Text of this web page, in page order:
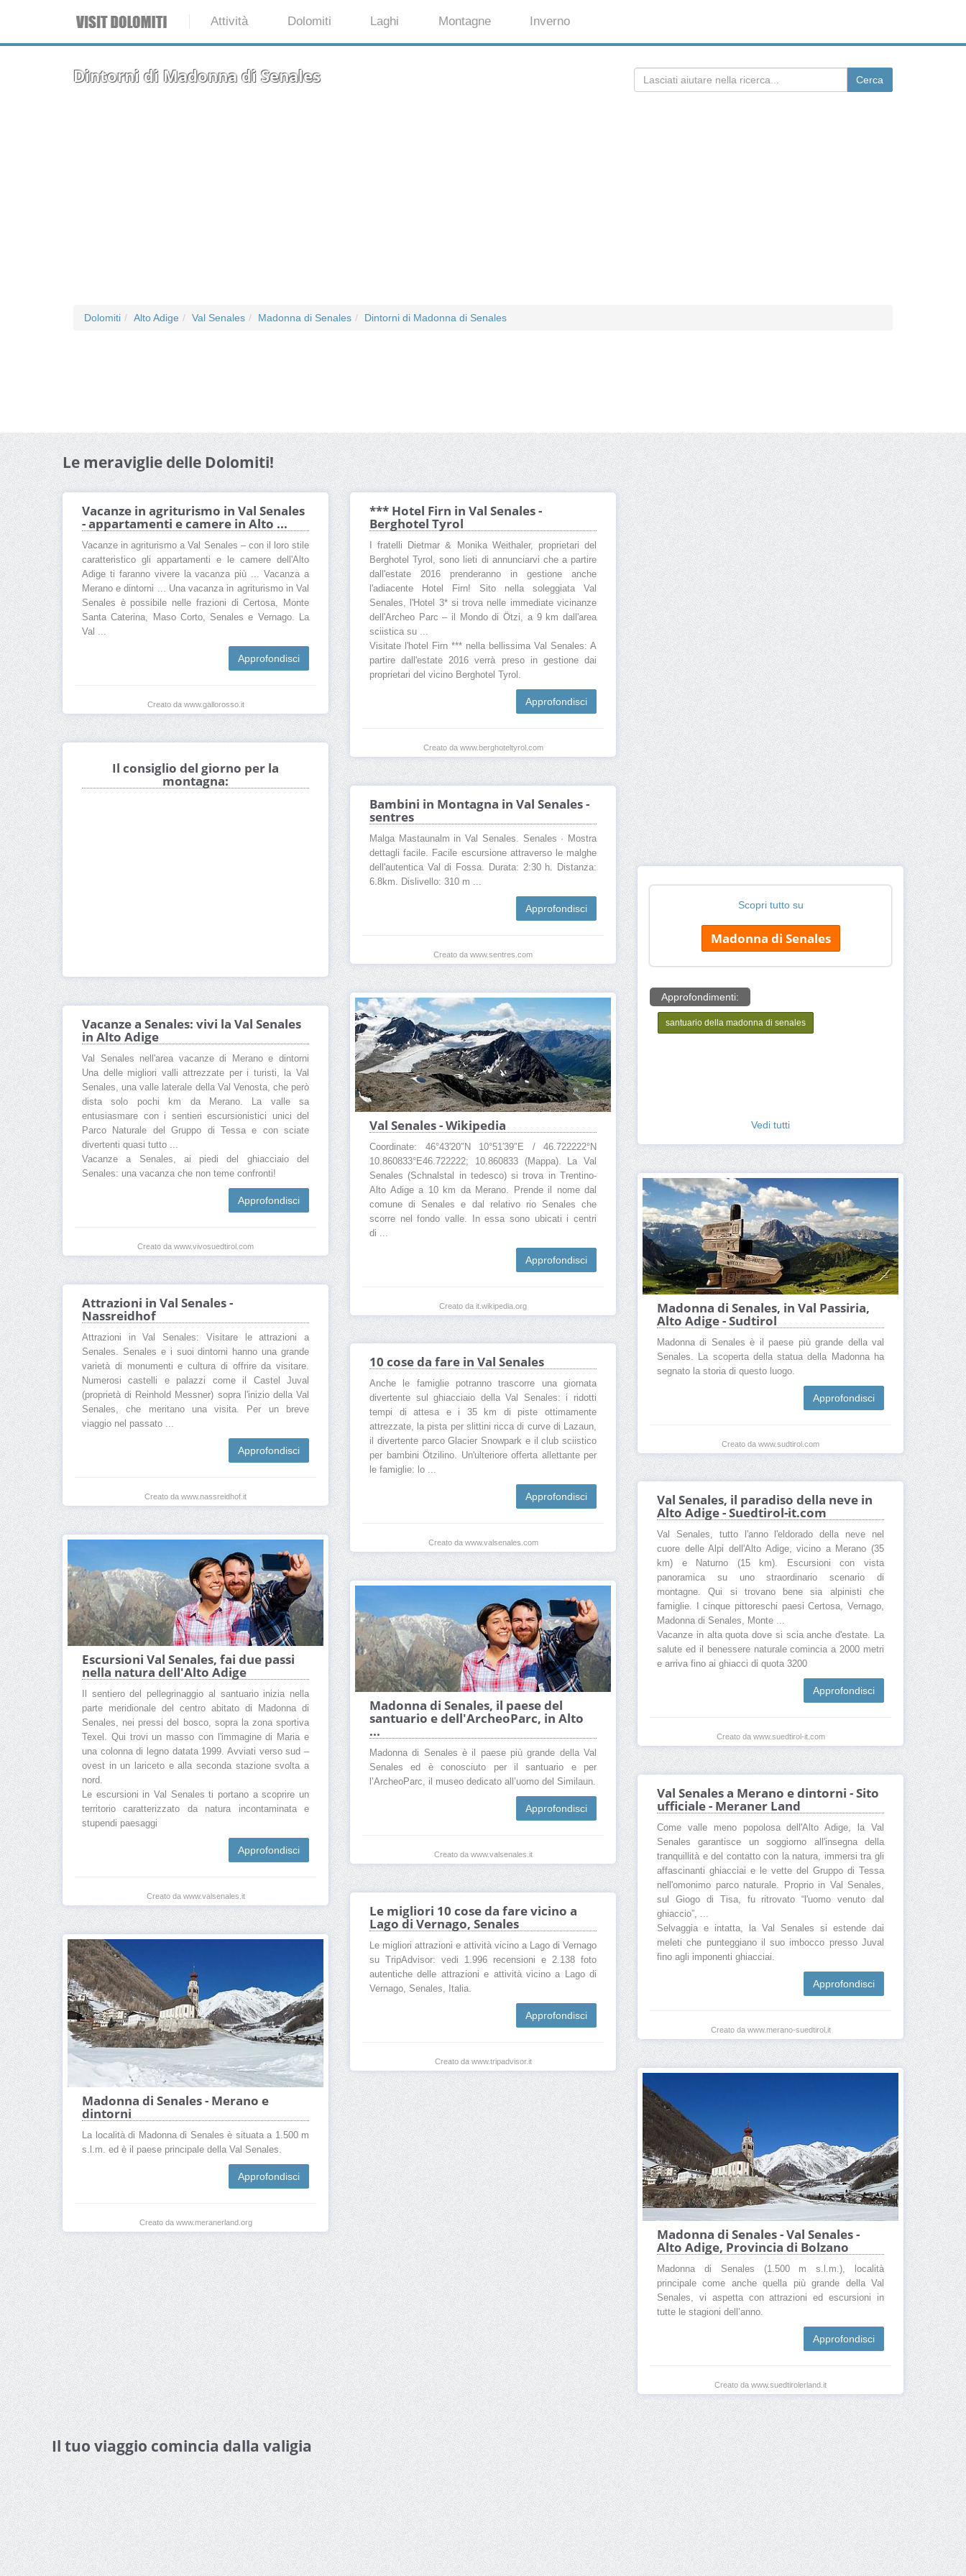
Attività Dolomiti Laghi Montagne Inverno
Dintorni di Madonna di Senales
Dolomiti Alto Adige Val Senales Madonna di Senales Dintorni di Madonna di Senales
Le meraviglie delle Dolomiti!
Vacanze in agriturismo in Val Senales
- appartamenti e camere in Alto ...
Vacanze in agriturismo a Val Senales – con il loro stile
caratteristico gli appartamenti e le camere dell'Alto
Adige ti faranno vivere la vacanza più ... Vacanza a
Merano e dintorni ... Una vacanza in agriturismo in Val
Senales è possibile nelle frazioni di Certosa, Monte
Santa Caterina, Maso Corto, Senales e Vernago. La
Val ...
Approfondisci
Creato da www.gallorosso.it
*** Hotel Firn in Val Senales -
Berghotel Tyrol
I fratelli Dietmar & Monika Weithaler, proprietari del
Berghotel Tyrol, sono lieti di annunciarvi che a partire
dall'estate 2016 prenderanno in gestione anche
l'adiacente Hotel Firn! Sito nella soleggiata Val
Senales, l'Hotel 3* si trova nelle immediate vicinanze
dell'Archeo Parc – il Mondo di Ötzi, a 9 km dall'area
sciistica su ...
Visitate l'hotel Firn *** nella bellissima Val Senales: A
partire dall'estate 2016 verrà preso in gestione dai
proprietari del vicino Berghotel Tyrol.
Approfondisci
Creato da www.berghoteltyrol.com
Scopri tutto su
Madonna di Senales
Approfondimenti:
santuario della madonna di senales
Vedi tutti
Il consiglio del giorno per la
montagna:
Bambini in Montagna in Val Senales -
sentres
Malga Mastaunalm in Val Senales. Senales · Mostra
dettagli facile. Facile escursione attraverso le malghe
dell'autentica Val di Fossa. Durata: 2:30 h. Distanza:
6.8km. Dislivello: 310 m ...
Approfondisci
Creato da www.sentres.com
Val Senales - Wikipedia
Coordinate: 46°43′20″N 10°51′39″E / 46.722222°N
10.860833°E46.722222; 10.860833 (Mappa). La Val
Senales (Schnalstal in tedesco) si trova in Trentino-
Alto Adige a 10 km da Merano. Prende il nome dal
comune di Senales e dal relativo rio Senales che
scorre nel fondo valle. In essa sono ubicati i centri
di ...
Approfondisci
Creato da it.wikipedia.org
Vacanze a Senales: vivi la Val Senales
in Alto Adige
Val Senales nell'area vacanze di Merano e dintorni
Una delle migliori valli attrezzate per i turisti, la Val
Senales, una valle laterale della Val Venosta, che però
dista solo pochi km da Merano. La valle sa
entusiasmare con i sentieri escursionistici unici del
Parco Naturale del Gruppo di Tessa e con sciate
divertenti quasi tutto ...
Vacanze a Senales, ai piedi del ghiacciaio del
Senales: una vacanza che non teme confronti!
Approfondisci
Creato da www.vivosuedtirol.com
Madonna di Senales, in Val Passiria,
Alto Adige - Sudtirol
Madonna di Senales è il paese più grande della val
Senales. La scoperta della statua della Madonna ha
segnato la storia di questo luogo.
Approfondisci
Creato da www.sudtirol.com
Attrazioni in Val Senales -
Nassreidhof
Attrazioni in Val Senales: Visitare le attrazioni a
Senales. Senales e i suoi dintorni hanno una grande
varietà di monumenti e cultura di offrire da visitare.
Numerosi castelli e palazzi come il Castel Juval
(proprietà di Reinhold Messner) sopra l'inizio della Val
Senales, che meritano una visita. Per un breve
viaggio nel passato ...
Approfondisci
Creato da www.nassreidhof.it
10 cose da fare in Val Senales
Anche le famiglie potranno trascorre una giornata
divertente sul ghiacciaio della Val Senales: i ridotti
tempi di attesa e i 35 km di piste ottimamente
attrezzate, la pista per slittini ricca di curve di Lazaun,
il divertente parco Glacier Snowpark e il club sciistico
per bambini Ötzilino. Un'ulteriore offerta allettante per
le famiglie: lo ...
Approfondisci
Creato da www.valsenales.com
Val Senales, il paradiso della neve in
Alto Adige - Suedtirol-it.com
Val Senales, tutto l'anno l'eldorado della neve nel
cuore delle Alpi dell'Alto Adige, vicino a Merano (35
km) e Naturno (15 km). Escursioni con vista
panoramica su uno straordinario scenario di
montagne. Qui si trovano bene sia alpinisti che
famiglie. I cinque pittoreschi paesi Certosa, Vernago,
Madonna di Senales, Monte ...
Vacanze in alta quota dove si scia anche d'estate. La
salute ed il benessere naturale comincia a 2000 metri
e arriva fino ai ghiacci di quota 3200
Approfondisci
Creato da www.suedtirol-it.com
Escursioni Val Senales, fai due passi
nella natura dell'Alto Adige
Il sentiero del pellegrinaggio al santuario inizia nella
parte meridionale del centro abitato di Madonna di
Senales, nei pressi del bosco, sopra la zona sportiva
Texel. Qui trovi un masso con l'immagine di Maria e
una colonna di legno datata 1999. Avviati verso sud –
ovest in un lariceto e alla seconda stazione svolta a
nord.
Le escursioni in Val Senales ti portano a scoprire un
territorio caratterizzato da natura incontaminata e
stupendi paesaggi
Approfondisci
Creato da www.valsenales.it
Madonna di Senales, il paese del
santuario e dell'ArcheoParc, in Alto
...
Madonna di Senales è il paese più grande della Val
Senales ed è conosciuto per il santuario e per
l’ArcheoParc, il museo dedicato all’uomo del Similaun.
Approfondisci
Creato da www.valsenales.it
Val Senales a Merano e dintorni - Sito
ufficiale - Meraner Land
Come valle meno popolosa dell'Alto Adige, la Val
Senales garantisce un soggiorno all'insegna della
tranquillità e del contatto con la natura, immersi tra gli
affascinanti ghiacciai e le vette del Gruppo di Tessa
nell'omonimo parco naturale. Proprio in Val Senales,
sul Giogo di Tisa, fu ritrovato “l'uomo venuto dal
ghiaccio”, ...
Selvaggia e intatta, la Val Senales si estende dai
meleti che punteggiano il suo imbocco presso Juval
fino agli imponenti ghiacciai.
Approfondisci
Creato da www.merano-suedtirol.it
Le migliori 10 cose da fare vicino a
Lago di Vernago, Senales
Le migliori attrazioni e attività vicino a Lago di Vernago
su TripAdvisor: vedi 1.996 recensioni e 2.138 foto
autentiche delle attrazioni e attività vicino a Lago di
Vernago, Senales, Italia.
Approfondisci
Creato da www.tripadvisor.it
Madonna di Senales - Merano e
dintorni
La località di Madonna di Senales è situata a 1.500 m
s.l.m. ed è il paese principale della Val Senales.
Approfondisci
Creato da www.meranerland.org
Madonna di Senales - Val Senales -
Alto Adige, Provincia di Bolzano
Madonna di Senales (1.500 m s.l.m.), località
principale come anche quella più grande della Val
Senales, vi aspetta con attrazioni ed escursioni in
tutte le stagioni dell’anno.
Approfondisci
Creato da www.suedtirolerland.it
Il tuo viaggio comincia dalla valigia